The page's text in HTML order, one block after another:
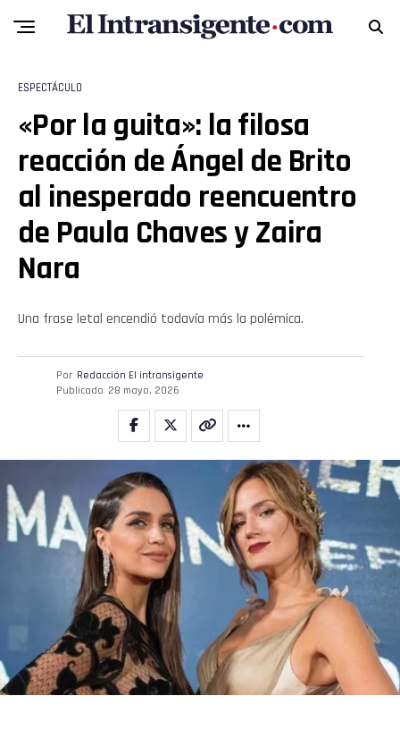
ESPECTÁCULO
«Por la guita»: la filosa
reacción de Ángel de Brito
al inesperado reencuentro
de Paula Chaves y Zaira
Nara
Una frase letal encendió todavía más la polémica.
Por Redacción El intransigente
Publicado 28 mayo, 2026
Flipboard
Pinterest
Whatsapp
Email